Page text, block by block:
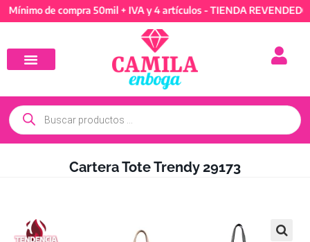
de compra 50mil + IVA y 4 artículos - TIENDA
Cartera Tote Trendy 29173